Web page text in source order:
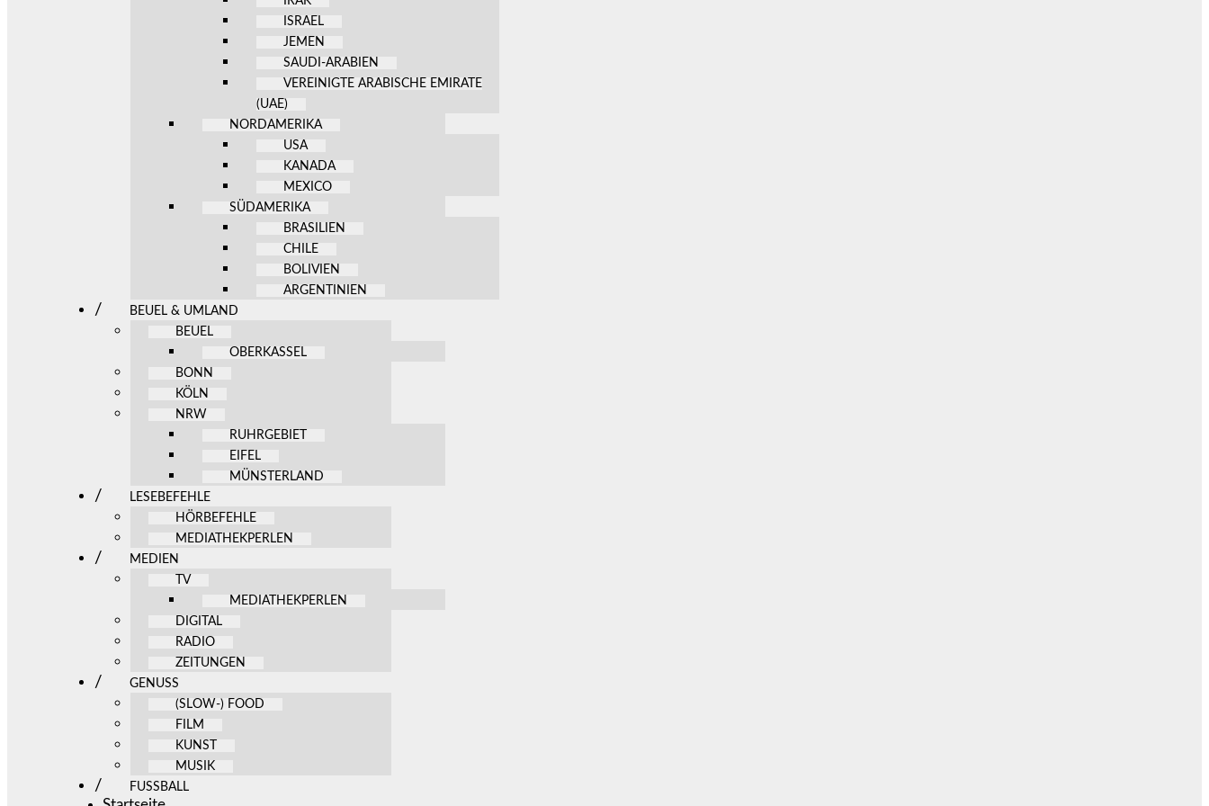
ISRAEL
JEMEN
SAUDI-ARABIEN
VEREINIGTE ARABISCHE EMIRATE
(UAE)
NORDAMERIKA
USA
KANADA
MEXICO
SÜDAMERIKA
BRASILIEN
CHILE
BOLIVIEN
ARGENTINIEN
BEUEL & UMLAND
BEUEL
OBERKASSEL
BONN
KÖLN
NRW
RUHRGEBIET
EIFEL
MÜNSTERLAND
LESEBEFEHLE
HÖRBEFEHLE
MEDIATHEKPERLEN
MEDIEN
TV
MEDIATHEKPERLEN
DIGITAL
RADIO
ZEITUNGEN
GENUSS
(SLOW-) FOOD
FILM
KUNST
MUSIK
FUSSBALL